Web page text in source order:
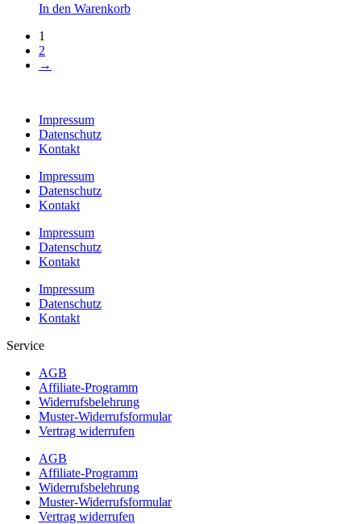
In den Warenkorb
1
2
→
Impressum
Datenschutz
Kontakt
Impressum
Datenschutz
Kontakt
Impressum
Datenschutz
Kontakt
Impressum
Datenschutz
Kontakt
Service
AGB
Affiliate-Programm
Widerrufsbelehrung
Muster-Widerrufsformular
Vertrag widerrufen
AGB
Affiliate-Programm
Widerrufsbelehrung
Muster-Widerrufsformular
Vertrag widerrufen